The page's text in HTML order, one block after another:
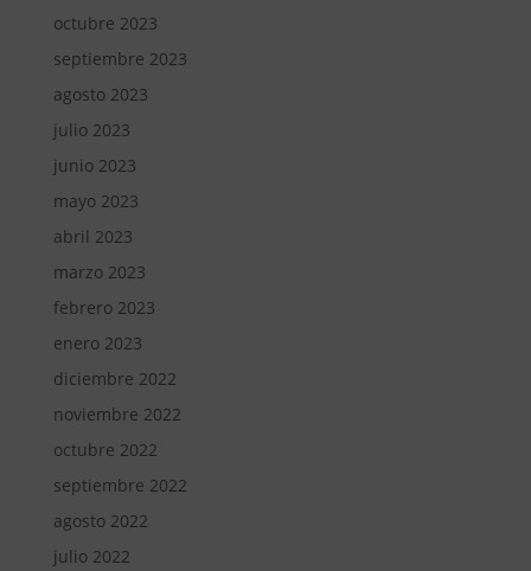
octubre 2023
septiembre 2023
agosto 2023
julio 2023
junio 2023
mayo 2023
abril 2023
marzo 2023
febrero 2023
enero 2023
diciembre 2022
noviembre 2022
octubre 2022
septiembre 2022
agosto 2022
julio 2022